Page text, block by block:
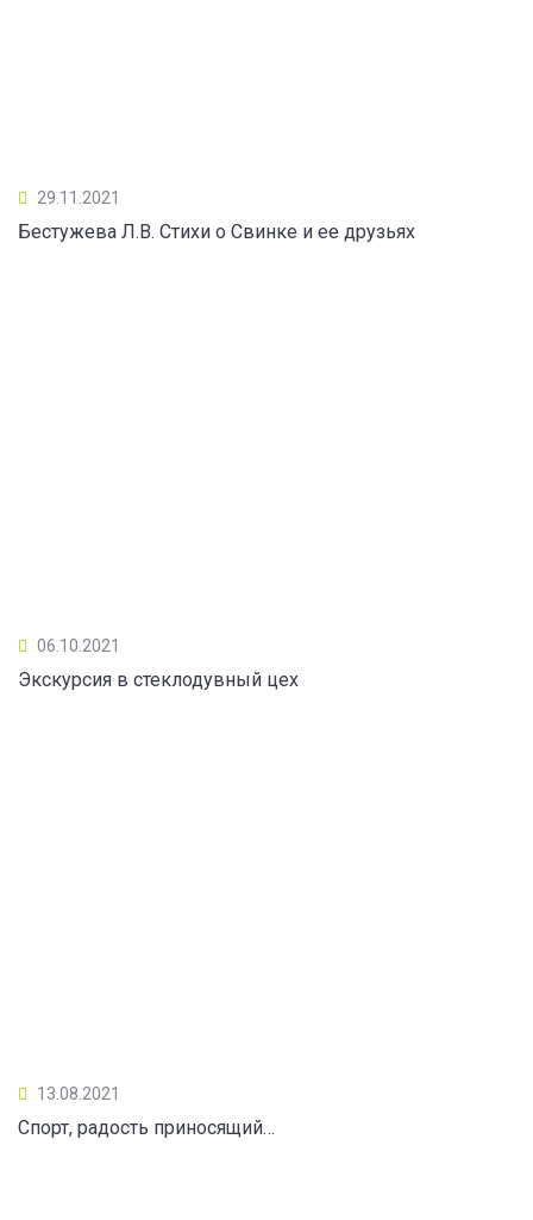
29.11.2021
Бестужева Л.В. Стихи о Свинке и ее друзьях
06.10.2021
Экскурсия в стеклодувный цех
13.08.2021
Спорт, радость приносящий…